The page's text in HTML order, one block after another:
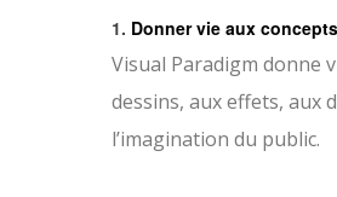
1. Donner vie aux
Visual Paradigm donne
dessins, aux effets, aux
l’imagination du public.